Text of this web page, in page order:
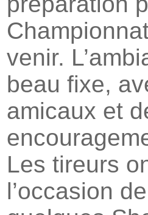
venir.
beau fixe,
amicaux et
Les tireurs
l’occasion